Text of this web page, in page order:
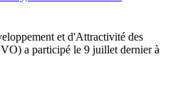
et d'Attractivité des
a participé le 9 juillet dernier à